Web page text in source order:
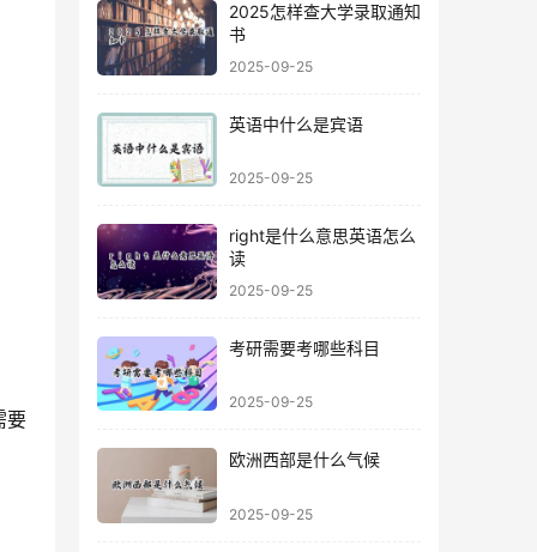
要
2025怎样查大学录取通知
书
2025-09-25
英语中什么是宾语
2025-09-25
right是什么意思英语怎么
读
2025-09-25
考研需要考哪些科目
2025-09-25
欧洲西部是什么气候
2025-09-25